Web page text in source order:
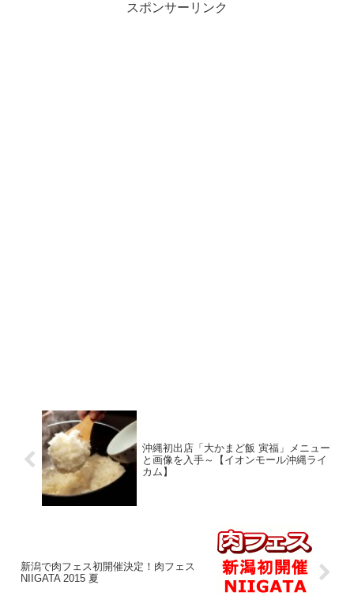
スポンサーリンク
沖縄初出店「大かまど飯 寅福」メニュー
と画像を入手～【イオンモール沖縄ライ
カム】
新潟で肉フェス初開催決定！肉フェス
NIIGATA 2015 夏